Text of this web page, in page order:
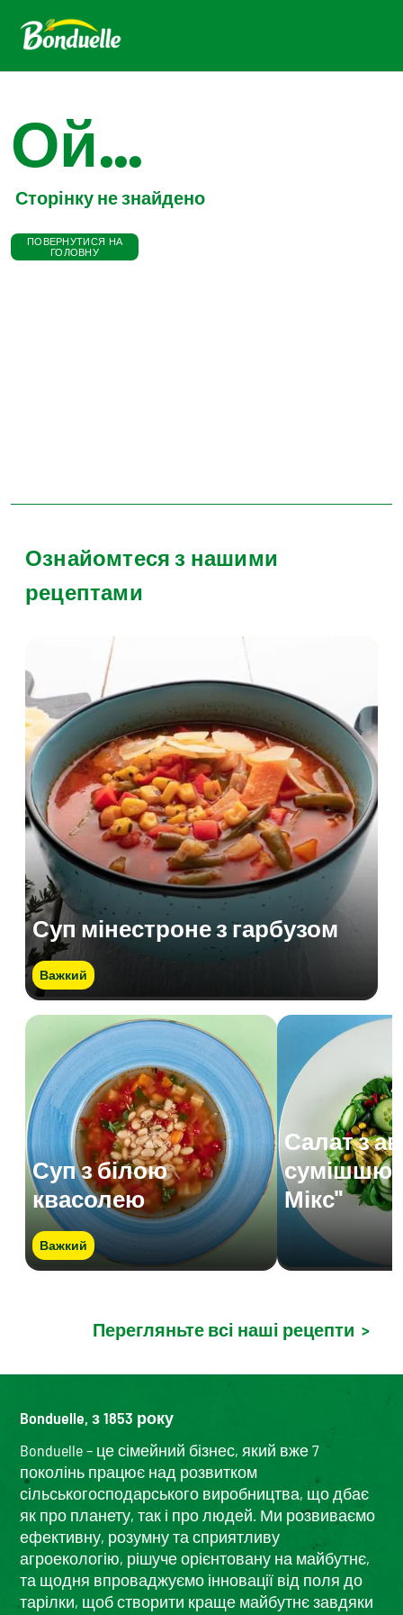
Ой...
Сторінку не знайдено
ПОВЕРНУТИСЯ НА
ГОЛОВНУ
Ознайомтеся з нашими
рецептами
Суп мінестроне з гарбузом
Важкий
Суп з білою
квасолею
Важкий
Салат з
сумішшю
Мікс"
Перегляньте всі наші рецепти >
Bonduelle, з 1853 року
Bonduelle – це сімейний бізнес, який вже 7
поколінь працює над розвитком
сільськогосподарського виробництва, що дбає
як про планету, так і про людей. Ми розвиваємо
ефективну, розумну та сприятливу
агроекологію, рішуче орієнтовану на майбутнє,
та щодня впроваджуємо інновації від поля до
тарілки, щоб створити краще майбутнє завдяки